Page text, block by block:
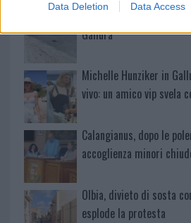
Data Deletion Data Access
Le previsioni meteo per
Gallura
Michelle Hunziker in
vivo: un amico vip svela
Calangianus, dopo le
accoglienza minori
Olbia, divieto di sosta
esplode la protesta